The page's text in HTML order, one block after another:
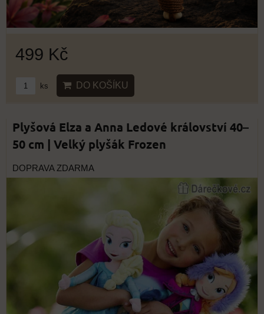
499 Kč
ks DO KOŠÍKU
Plyšová Elza a Anna Ledové království 40–
50 cm | Velký plyšák Frozen
DOPRAVA ZDARMA